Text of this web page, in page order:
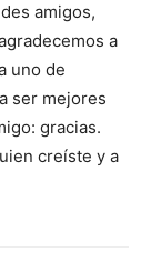
amigos,
a
uno de
ser mejores
gracias.
creíste y a